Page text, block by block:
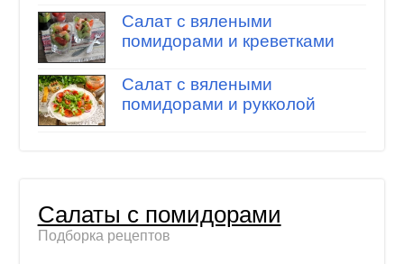
Салат с вялеными
помидорами и креветками
Салат с вялеными
помидорами и рукколой
Салаты с помидорами
Подборка рецептов